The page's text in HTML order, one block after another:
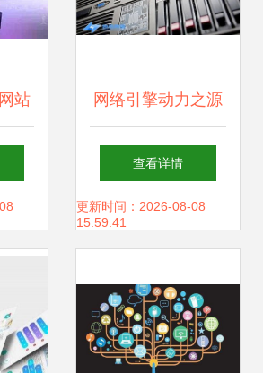
站
开
网络引擎动力之源
重庆独迅网络科技
的创新与服务之道
查看详情
更新时间：2026-08-08
15:59:41